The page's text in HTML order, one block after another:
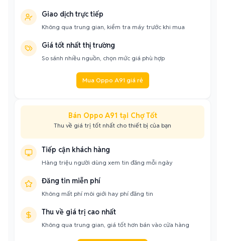
Giao dịch trực tiếp
Không qua trung gian, kiểm tra máy trước khi mua
Giá tốt nhất thị trường
So sánh nhiều nguồn, chọn mức giá phù hợp
Mua Oppo A91 giá rẻ
Bán Oppo A91 tại Chợ Tốt
Thu về giá trị tốt nhất cho thiết bị của bạn
Tiếp cận khách hàng
Hàng triệu người dùng xem tin đăng mỗi ngày
Đăng tin miễn phí
Không mất phí môi giới hay phí đăng tin
Thu về giá trị cao nhất
Không qua trung gian, giá tốt hơn bán vào cửa hàng